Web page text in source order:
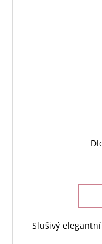
Slušivý